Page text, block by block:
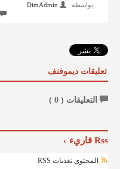
بواسطة :
DimAdmin
تعليقات ديموفنف
التعليقات ( 0
)
Rss قاريء
المحتوى تغذيات RSS